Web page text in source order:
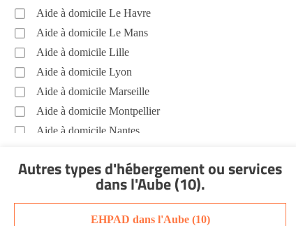
Aide à domicile Le Havre
Aide à domicile Le Mans
Aide à domicile Lille
Aide à domicile Lyon
Aide à domicile Marseille
Aide à domicile Montpellier
Aide à domicile Nantes
Aide à domicile Nîmes
Aide à domicile Orléans
Autres types d'hébergement ou services
dans l'Aube (10).
EHPAD dans l'Aube (10)